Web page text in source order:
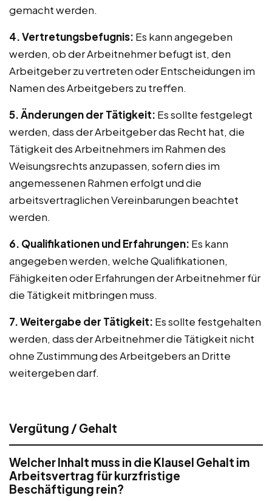
gemacht werden.
4. Vertretungsbefugnis: Es kann angegeben
werden, ob der Arbeitnehmer befugt ist, den
Arbeitgeber zu vertreten oder Entscheidungen im
Namen des Arbeitgebers zu treffen.
5. Änderungen der Tätigkeit: Es sollte festgelegt
werden, dass der Arbeitgeber das Recht hat, die
Tätigkeit des Arbeitnehmers im Rahmen des
Weisungsrechts anzupassen, sofern dies im
angemessenen Rahmen erfolgt und die
arbeitsvertraglichen Vereinbarungen beachtet
werden.
6. Qualifikationen und Erfahrungen: Es kann
angegeben werden, welche Qualifikationen,
Fähigkeiten oder Erfahrungen der Arbeitnehmer für
die Tätigkeit mitbringen muss.
7. Weitergabe der Tätigkeit: Es sollte festgehalten
werden, dass der Arbeitnehmer die Tätigkeit nicht
ohne Zustimmung des Arbeitgebers an Dritte
weitergeben darf.
Vergütung / Gehalt
Welcher Inhalt muss in die Klausel Gehalt im
Arbeitsvertrag für kurzfristige
Beschäftigung rein?